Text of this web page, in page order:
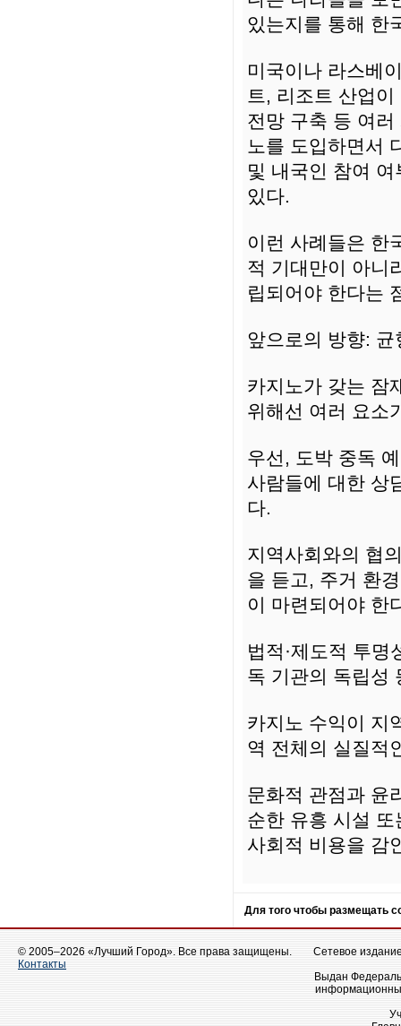
있는지를 통해 한
미국이나 라스베
트, 리조트 산업
전망 구축 등 여
노를 도입하면서
및 내국인 참여
있다.
이런 사례들은 한
적 기대만이 아니
립되어야 한다는
앞으로의 방향:
카지노가 갖는 잠
위해선 여러 요소
우선, 도박 중독
사람들에 대한 상
다.
지역사회와의 협
을 듣고, 주거 환
이 마련되어야 한
법적·제도적 투
독 기관의 독립성
카지노 수익이 지
역 전체의 실질적
문화적 관점과 윤
순한 유흥 시설
사회적 비용을 감
Для того чтобы размещать
© 2005–2026 «Лучший Город». Все права защищены.
Контакты
Сетевое
Выдан